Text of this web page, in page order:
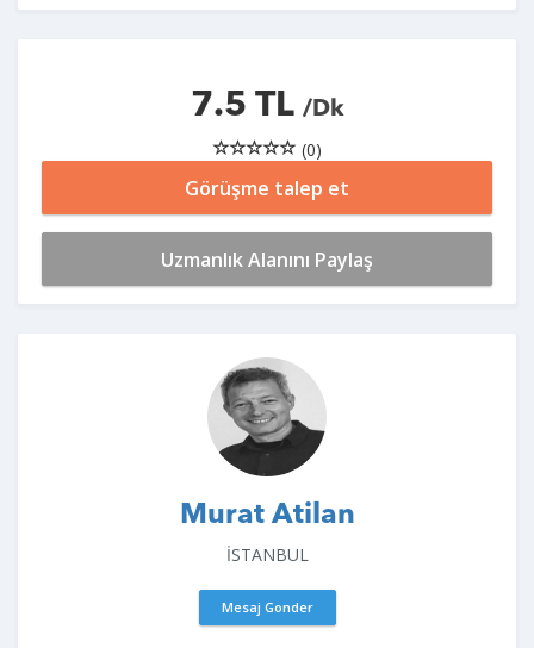
7.5 TL /Dk
(0)
Görüşme talep et
Uzmanlık Alanını Paylaş
Murat Atilan
İSTANBUL
Mesaj Gonder